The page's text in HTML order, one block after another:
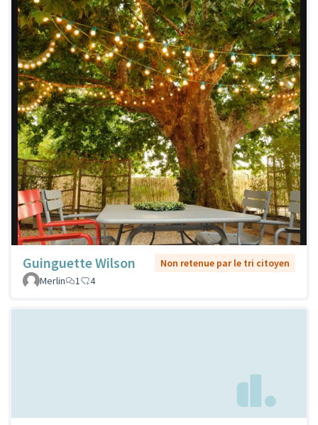
Guinguette Wilson
Non retenue par le tri citoyen
Merlin
1 4